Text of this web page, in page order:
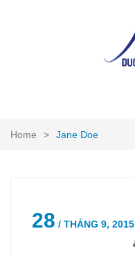
Home > Jane Doe
28 / THÁNG 9, 2015